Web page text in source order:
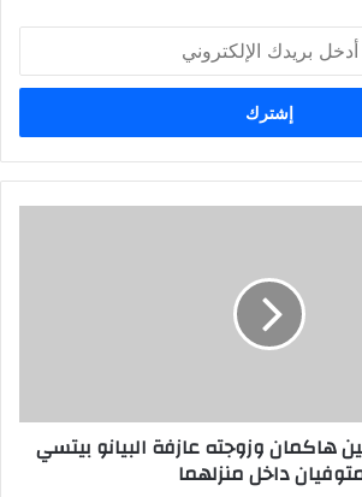
هاكمان وزوجته عازفة البيانو بيتسي
داخل منزلهما